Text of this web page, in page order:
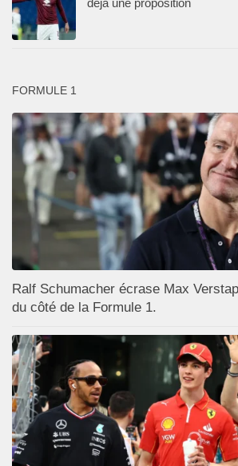
FORMULE 1
Ralf Schumacher écrase Max
du côté de la Formule 1.